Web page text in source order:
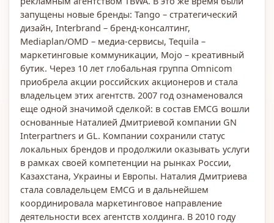
запущены новые бренды: Tango – стратегический
дизайн, Interbrand – бренд-консалтинг,
Mediaplan/OMD – медиа-сервисы, Tequila –
маркетинговые коммуникации, Mojo – креативный
бутик. Через 10 лет глобальная группа Omnicom
приобрела акции российских акционеров и стала
владельцем этих агентств. 2007 год ознаменовался
еще одной значимой сделкой: в состав EMCG вошли
основанные Наталией Дмитриевой компании GN
Interpartners и GL. Компании сохранили статус
локальных брендов и продолжили оказывать услуги
в рамках своей компетенции на рынках России,
Казахстана, Украины и Европы. Наталия Дмитриева
стала совладельцем EMCG и в дальнейшем
координировала маркетинговое направление
деятельности всех агентств холдинга. В 2010 году